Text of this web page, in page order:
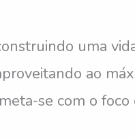
uma
ao
se com o